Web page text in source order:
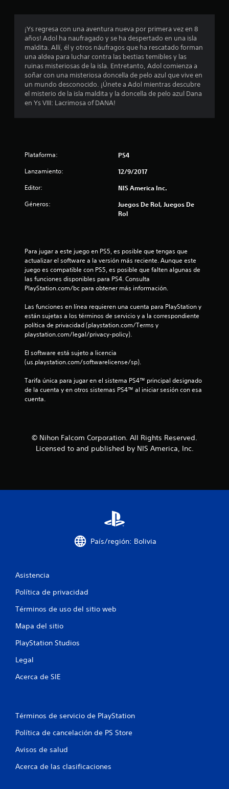
r
o
m
e
d
o
7
s
t
e
s
c
¡Ys regresa con una aventura nueva por primera vez en 8
años! Adol ha naufragado y se ha despertado en una isla
maldita. Allí, él y otros náufragos que ha rescatado forman
una aldea para luchar contra las bestias temibles y las
ruinas misteriosas de la isla. Entretanto, Adol comienza a
soñar con una misteriosa doncella de pelo azul que vive en
un mundo desconocido. ¡Únete a Adol mientras descubre
el misterio de la isla maldita y la doncella de pelo azul Dana
en Ys VIII: Lacrimosa of DANA!
Plataforma: PS4
Lanzamiento: 12/9/2017
Editor: NIS America Inc.
Géneros:
Juegos De Rol, Juegos De
Rol
Para jugar a este juego en PS5, es posible que tengas que
actualizar el software a la versión más reciente. Aunque este
juego es compatible con PS5, es posible que falten algunas de
las funciones disponibles para PS4. Consulta
PlayStation.com/bc para obtener más información.
Las funciones en línea requieren una cuenta para PlayStation y
están sujetas a los términos de servicio y a la correspondiente
política de privacidad (playstation.com/Terms y
playstation.com/legal/privacy-policy).
El software está sujeto a licencia
(us.playstation.com/softwarelicense/sp).
Tarifa única para jugar en el sistema PS4™ principal designado
de la cuenta y en otros sistemas PS4™ al iniciar sesión con esa
cuenta.
© Nihon Falcom Corporation. All Rights Reserved.
Licensed to and published by NIS America, Inc.
País/región: Bolivia
Asistencia
Política de privacidad
Términos de uso del sitio web
Mapa del sitio
PlayStation Studios
Legal
Acerca de SIE
Términos de servicio de PlayStation
Política de cancelación de PS Store
Avisos de salud
Acerca de las clasificaciones